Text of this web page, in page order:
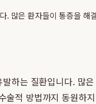
많은 환자들이 통증을 해
하는 질환입니다. 많
적 방법까지 동원하